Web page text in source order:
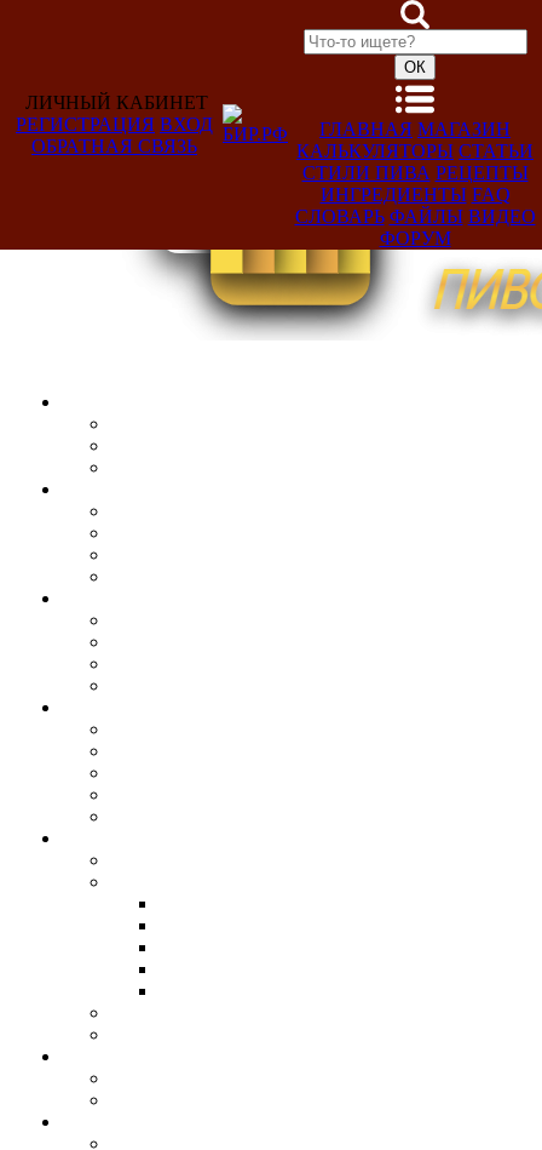
Добро
ЛИЧНЫЙ КАБИНЕТ
РЕГИСТРАЦИЯ ВХОД
ОБРАТНАЯ СВЯЗЬ
ГЛАВНАЯ МАГАЗИН
КАЛЬКУЛЯТОРЫ СТАТЬИ
СТИЛИ ПИВА РЕЦЕПТЫ
ИНГРЕДИЕНТЫ FAQ
СЛОВАРЬ ФАЙЛЫ ВИДЕО
ФОРУМ